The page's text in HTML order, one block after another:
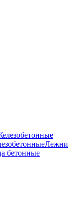
Лежни
бетонные